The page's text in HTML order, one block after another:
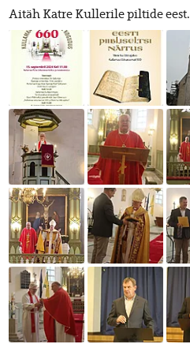
Aitäh Katre Kullerile piltide eest.